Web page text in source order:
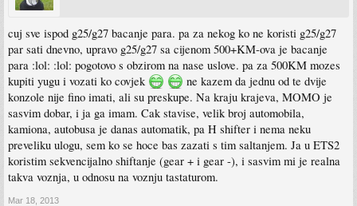
cuj sve ispod g25/g27 bacanje para. pa za nekog ko ne koristi g25/g27
par sati dnevno, upravo g25/g27 sa cijenom 500+KM-ova je bacanje
para :lol: :lol: pogotovo s obzirom na nase uslove. pa za 500KM mozes
kupiti yugu i vozati ko covjek
ne kazem da jednu od te dvije
konzole nije fino imati, ali su preskupe. Na kraju krajeva, MOMO je
sasvim dobar, i ja ga imam. Cak stavise, velik broj automobila,
kamiona, autobusa je danas automatik, pa H shifter i nema neku
preveliku ulogu, sem ko se hoce bas zazati s tim saltanjem. Ja u ETS2
koristim sekvencijalno shiftanje (gear + i gear -), i sasvim mi je realna
takva voznja, u odnosu na voznju tastaturom.
Mar 18, 2013